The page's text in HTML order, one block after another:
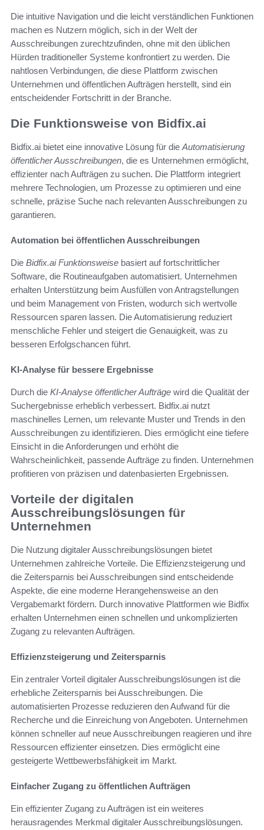
Die intuitive Navigation und die leicht verständlichen Funktionen
machen es Nutzern möglich, sich in der Welt der
Ausschreibungen zurechtzufinden, ohne mit den üblichen
Hürden traditioneller Systeme konfrontiert zu werden. Die
nahtlosen Verbindungen, die diese Plattform zwischen
Unternehmen und öffentlichen Aufträgen herstellt, sind ein
entscheidender Fortschritt in der Branche.
Die Funktionsweise von Bidfix.ai
Bidfix.ai bietet eine innovative Lösung für die Automatisierung
öffentlicher Ausschreibungen, die es Unternehmen ermöglicht,
effizienter nach Aufträgen zu suchen. Die Plattform integriert
mehrere Technologien, um Prozesse zu optimieren und eine
schnelle, präzise Suche nach relevanten Ausschreibungen zu
garantieren.
Automation bei öffentlichen Ausschreibungen
Die Bidfix.ai Funktionsweise basiert auf fortschrittlicher
Software, die Routineaufgaben automatisiert. Unternehmen
erhalten Unterstützung beim Ausfüllen von Antragstellungen
und beim Management von Fristen, wodurch sich wertvolle
Ressourcen sparen lassen. Die Automatisierung reduziert
menschliche Fehler und steigert die Genauigkeit, was zu
besseren Erfolgschancen führt.
KI-Analyse für bessere Ergebnisse
Durch die KI-Analyse öffentlicher Aufträge wird die Qualität der
Suchergebnisse erheblich verbessert. Bidfix.ai nutzt
maschinelles Lernen, um relevante Muster und Trends in den
Ausschreibungen zu identifizieren. Dies ermöglicht eine tiefere
Einsicht in die Anforderungen und erhöht die
Wahrscheinlichkeit, passende Aufträge zu finden. Unternehmen
profitieren von präzisen und datenbasierten Ergebnissen.
Vorteile der digitalen
Ausschreibungslösungen für
Unternehmen
Die Nutzung digitaler Ausschreibungslösungen bietet
Unternehmen zahlreiche Vorteile. Die Effizienzsteigerung und
die Zeitersparnis bei Ausschreibungen sind entscheidende
Aspekte, die eine moderne Herangehensweise an den
Vergabemarkt fördern. Durch innovative Plattformen wie Bidfix
erhalten Unternehmen einen schnellen und unkomplizierten
Zugang zu relevanten Aufträgen.
Effizienzsteigerung und Zeitersparnis
Ein zentraler Vorteil digitaler Ausschreibungslösungen ist die
erhebliche Zeitersparnis bei Ausschreibungen. Die
automatisierten Prozesse reduzieren den Aufwand für die
Recherche und die Einreichung von Angeboten. Unternehmen
können schneller auf neue Ausschreibungen reagieren und ihre
Ressourcen effizienter einsetzen. Dies ermöglicht eine
gesteigerte Wettbewerbsfähigkeit im Markt.
Einfacher Zugang zu öffentlichen Aufträgen
Ein effizienter Zugang zu Aufträgen ist ein weiteres
herausragendes Merkmal digitaler Ausschreibungslösungen.